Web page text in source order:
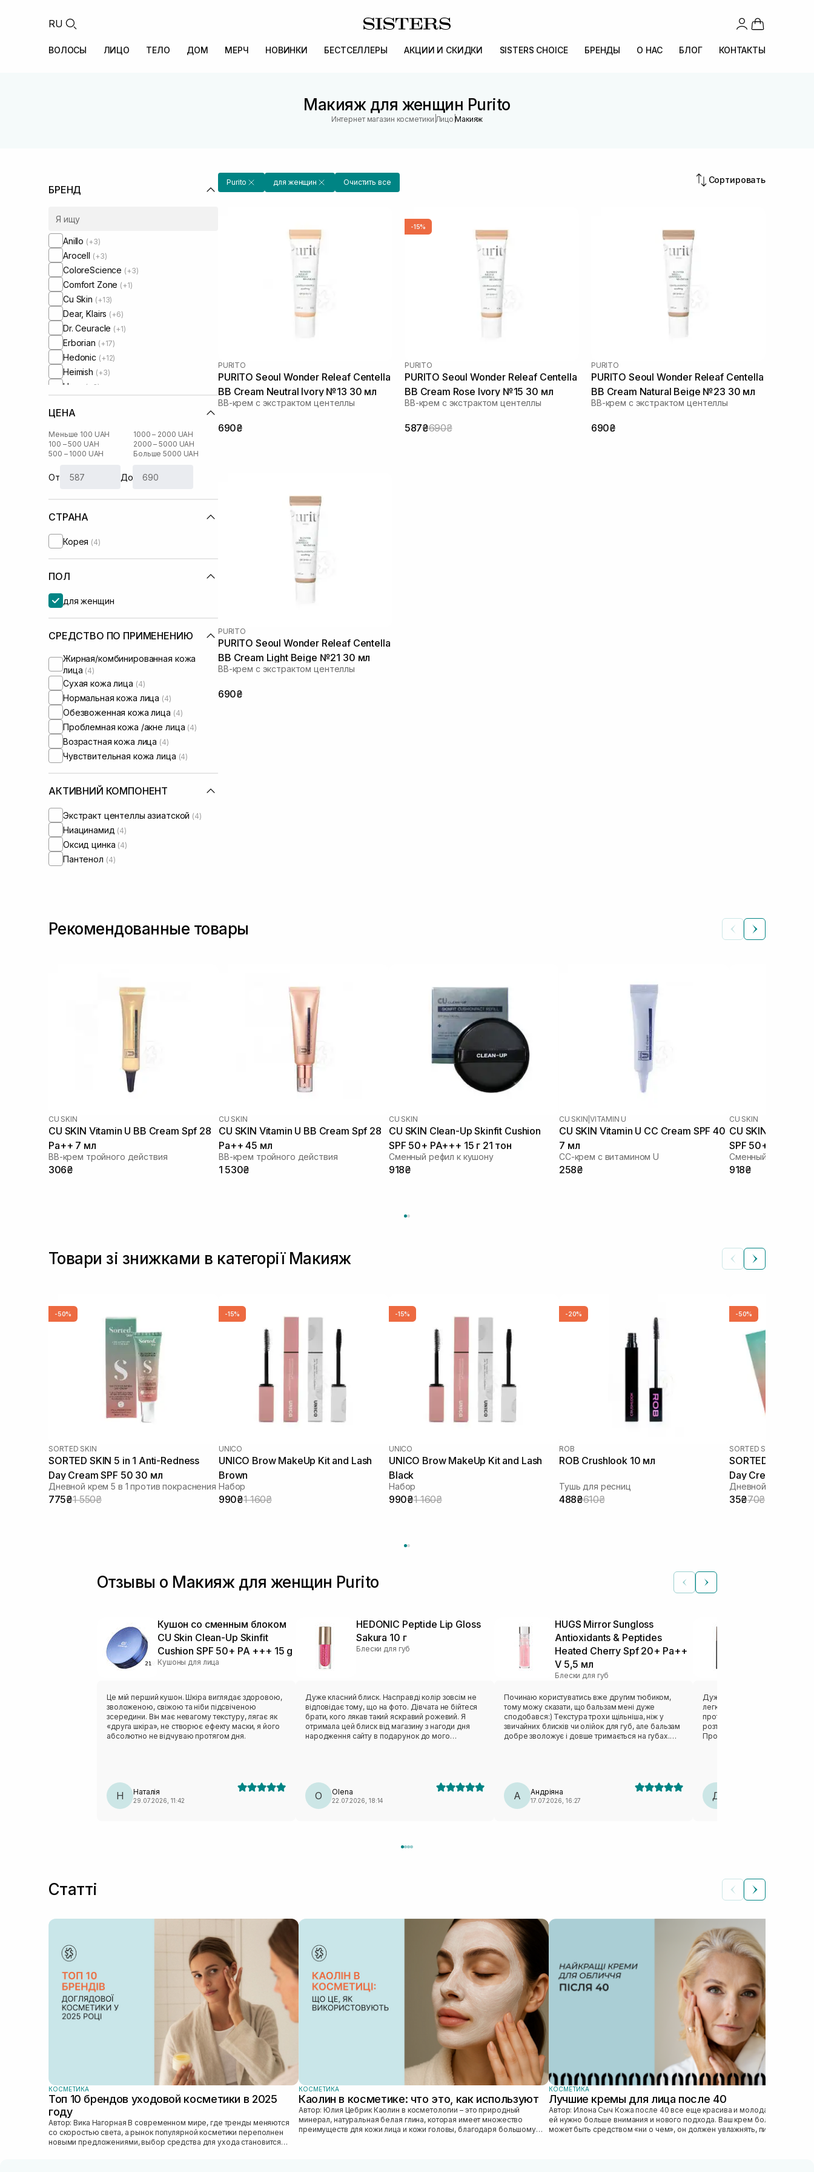
RU
ВОЛОСЫ ЛИЦО ТЕЛО ДОМ МЕРЧ НОВИНКИ БЕСТСЕЛЛЕРЫ АКЦИИ И СКИДКИ SISTERS CHOICE БРЕНДЫ О НАС БЛОГ КОНТАКТЫ
Макияж для женщин Purito
Интернет магазин косметики Лицо |Макияж
БРЕНД
Anillo (+3)
Arocell (+3)
ColoreScience (+3)
Comfort Zone (+1)
Cu Skin (+13)
Dear, Klairs (+6)
Dr. Ceuracle (+1)
Erborian (+17)
Hedonic (+12)
Heimish (+3)
Hugs (+3)
Lipss
Perricone MD
Purito
ROB(+12)
Rejuran
Sorted Skin
Transparent-Lab
Usolab(+1)
ЦЕНА
Меньше 100 UAH
100 – 500 UAH
500 – 1000 UAH
1000 – 2000 UAH
2000 – 5000 UAH
Больше 5000 UAH
От До
СТРАНА
Корея (4)
ПОЛ
для женщин
СРЕДСТВО ПО ПРИМЕНЕНИЮ
Жирная/комбинированная кожа
лица (4)
Сухая кожа лица (4)
Нормальная кожа лица (4)
Обезвоженная кожа лица (4)
Проблемная кожа /акне лица (4)
Возрастная кожа лица (4)
Чувствительная кожа лица (4)
АКТИВНИЙ КОМПОНЕНТ
Экстракт центеллы азиатской (4)
Ниацинамид (4)
Оксид цинка (4)
Пантенол (4)
Purito для женщин Очистить все Сортировать
PURITO
PURITO Seoul Wonder Releaf Centella
BB Cream Neutral Ivory №13 30 мл
ВВ-крем с экстрактом центеллы
690₴
-15%
PURITO
PURITO Seoul Wonder Releaf Centella
BB Cream Rose Ivory №15 30 мл
ВВ-крем с экстрактом центеллы
587₴690₴
PURITO
PURITO Seoul Wonder Releaf Centella
BB Cream Natural Beige №23 30 мл
ВВ-крем с экстрактом центеллы
690₴
PURITO
PURITO Seoul Wonder Releaf Centella
BB Cream Light Beige №21 30 мл
ВВ-крем с экстрактом центеллы
690₴
Рекомендованные товары
CU SKIN
CU SKIN Vitamin U BB Cream Spf 28
Pa++ 7 мл
BB-крем тройного действия
306₴
CU SKIN
CU SKIN Vitamin U BB Cream Spf 28
Pa++ 45 мл
BB-крем тройного действия
1 530₴
CU SKIN
CU SKIN Clean-Up Skinfit Cushion
SPF 50+ PA+++ 15 г 21 тон
Сменный рефил к кушону
918₴
CU SKIN |VITAMIN U
CU SKIN Vitamin U CC Cream SPF 40
7 мл
СС-крем с витамином U
258₴
CU SKIN
CU SKIN Clean-
SPF 50+ PA+++
Сменный рефил к
918₴
Товари зі знижками в категорії Макияж
-50%
SORTED SKIN
SORTED SKIN 5 in 1 Anti-Redness
Day Cream SPF 50 30 мл
Дневной крем 5 в 1 против покраснения
775₴1 550₴
-15%
UNICO
UNICO Brow MakeUp Kit and Lash
Brown
Набор
990₴1 160₴
-15%
UNICO
UNICO Brow MakeUp Kit and Lash
Black
Набор
990₴1 160₴
-20%
ROB
ROB Crushlook 10 мл
Тушь для ресниц
488₴610₴
-50%
SORTED SKIN
SORTED SKIN 5
Day Cream SPF
Дневной крем 5 в 1
35₴70₴
Отзывы о Макияж для женщин Purito
Кушон со сменным блоком
CU Skin Clean-Up Skinfit
Cushion SPF 50+ PA +++ 15 g
Кушоны для лица
Це мій перший кушон. Шкіра виглядає здоровою,
зволоженою, свіжою та ніби підсвіченою
зсередини. Він має невагому текстуру, лягає як
«друга шкіра», не створює ефекту маски, я його
абсолютно не відчуваю протягом дня.
Н Наталія
29.07.2026, 11:42
HEDONIC Peptide Lip Gloss
Sakura 10 г
Блески для губ
Дуже класний блиск. Насправді колір зовсім не
відповідає тому, що на фото. Дівчата не бійтеся
брати, кого лякав такий яскравий рожевий. Я
отримала цей блиск від магазину з нагоди дня
народження сайту в подарунок до мого
рожевим «димком». Я дуже-дуже задоволена ☺️
дякую, Sisters, це так приємно отримувати такі
круті подарунки 🎁❤️
O Olena
22.07.2026, 18:14
HUGS Mirror Sungloss
Antioxidants & Peptides
Heated Cherry Spf 20+ Pa++
V 5,5 мл
Блески для губ
Починаю користуватись вже другим тюбиком,
тому можу сказати, що бальзам мені дуже
сподобався:) Текстура трохи щільніша, ніж у
звичайних блисків чи олійок для губ, але бальзам
добре зволожує і довше тримається на губах.
А Андріяна
17.07.2026, 16:27
Дуже зручна туш. Має
легко профарбовувати вії.
протягом дня взагалі не
розтирається, навіть якщо
Процес змивання дуже легкий
Д
Статті
КОСМЕТИКА
Топ 10 брендов уходовой косметики в 2025
году
Автор: Вика Нагорная В современном мире, где тренды меняются
со скоростью света, а рынок популярной косметики переполнен
новыми предложениями, выбор средства для ухода становится
КОСМЕТИКА
Каолин в косметике: что это, как используют
Автор: Юлия Цебрик Каолин в косметологии – это природный
минерал, натуральная белая глина, которая имеет множество
преимуществ для кожи лица и кожи головы, благодаря большому
КОСМЕТИКА
Лучшие кремы для лица после 40
Автор: Илона Сыч Кожа после 40 все еще красива и молода, просто
ей нужно больше внимания и нового подхода. Ваш крем больше не
может быть средством «ни о чем», он должен увлажнять, питать,